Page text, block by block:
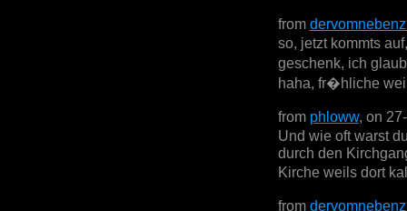
from
so, jetzt kommts
geschenk, ich
haha, fr�hliche
from phloww, on
Und wie oft warst
durch den
Kirche weils dort
from